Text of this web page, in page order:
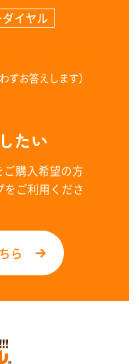
イヤル
960
ずお答えします）
たい
購入希望の方
ご利用くださ
ら